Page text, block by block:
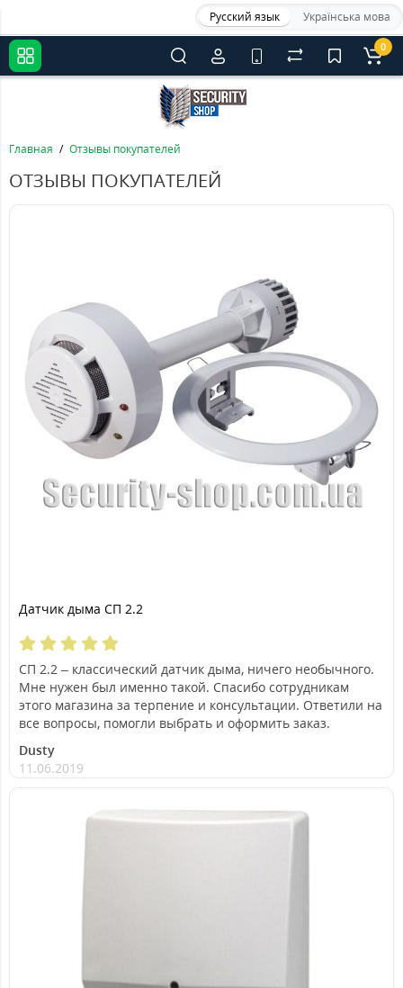
Русский язык Українська мова
0
Главная Отзывы покупателей
ОТЗЫВЫ ПОКУПАТЕЛЕЙ
Датчик дыма СП 2.2
СП 2.2 – классический датчик дыма, ничего необычного.
Мне нужен был именно такой. Спасибо сотрудникам
этого магазина за терпение и консультации. Ответили на
все вопросы, помогли выбрать и оформить заказ.
Dusty
11.06.2019